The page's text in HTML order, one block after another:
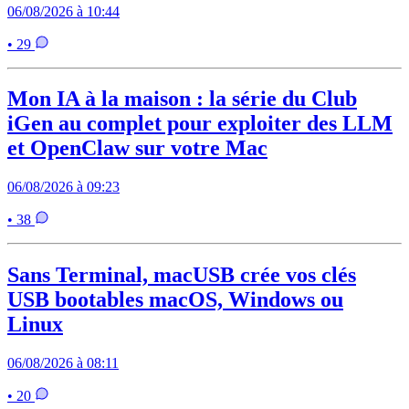
06/08/2026 à 10:44
• 29
Mon IA à la maison : la série du Club
iGen au complet pour exploiter des LLM
et OpenClaw sur votre Mac
06/08/2026 à 09:23
• 38
Sans Terminal, macUSB crée vos clés
USB bootables macOS, Windows ou
Linux
06/08/2026 à 08:11
• 20